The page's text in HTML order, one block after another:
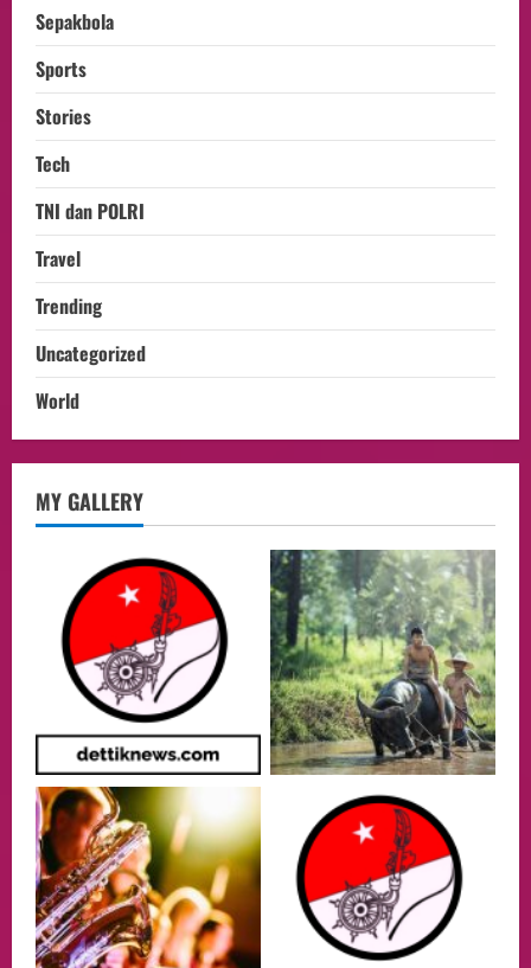
Sepakbola
Sports
Stories
Tech
TNI dan POLRI
Travel
Trending
Uncategorized
World
MY GALLERY
lembaga investor, Berorientasi Untuk
Meningkatkan SDM
05/08/2026
3
Health
Aliyuddin: Anak Indonesia di Luar Negeri
Harus Berprestasi, Berkarakter, dan
Menjaga Nama Baik Bangsa
05/08/2026
4
Putusan Diundur Lagi, Pernyataan
Hakim pada Sidang Sebelumnya Jadi
Sorotan
05/08/2026
Politik